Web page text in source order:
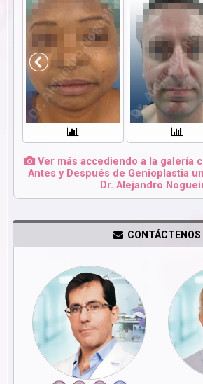
Ver más accediendo a la galería
Antes y Después de Genioplastia
Dr. Alejandro
CONTÁCTENOS